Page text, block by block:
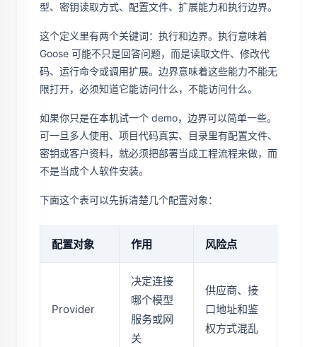
型、密钥读取方式、配置文件、扩展能力和执行边界。
这个定义里有两个关键词：执行和边界。执行意味着
Goose 可能不只是回答问题，而是读取文件、修改代
码、运行命令或调用扩展。边界意味着这些能力不能无
限打开，必须知道它能访问什么，不能访问什么。
如果你只是在本机试一个 demo，边界可以简单一些。
可一旦多人使用、项目代码真实、目录里有配置文件、
密钥或客户资料，就必须把部署当成工程流程来做，而
不是当成个人软件安装。
下面这个表可以先拆清楚几个配置对象：
配置对象 作用 风险点
Provider
决定连接
哪个模型
服务或网
关
供应商、接
口地址和鉴
权方式混乱